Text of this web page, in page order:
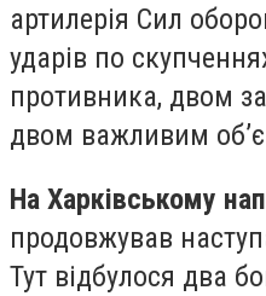
артилерія Сил
ударів по
противника, двом
двом важливим
На Харківському
продовжував
Тут відбулося два